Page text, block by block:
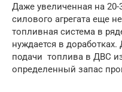
Даже увеличенная на
силового агрегата еще
топливная система в
нуждается в
подачи топлива в ДВС
определенный запас